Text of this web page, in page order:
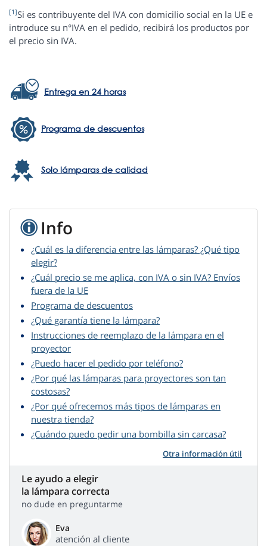
[1]Si es contribuyente del IVA con domicilio social en la UE e
introduce su n°IVA en el pedido, recibirá los productos por
el precio sin IVA.
Entrega en 24 horas
Programa de descuentos
Solo lámparas de calidad
Info
¿Cuál es la diferencia entre las lámparas? ¿Qué tipo
elegir?
¿Cuál precio se me aplica, con IVA o sin IVA? Envíos
fuera de la UE
Programa de descuentos
¿Qué garantía tiene la lámpara?
Instrucciones de reemplazo de la lámpara en el
proyector
¿Puedo hacer el pedido por teléfono?
¿Por qué las lámparas para proyectores son tan
costosas?
¿Por qué ofrecemos más tipos de lámparas en
nuestra tienda?
¿Cuándo puedo pedir una bombilla sin carcasa?
Otra información útil
Le ayudo a elegir
la lámpara correcta
no dude en preguntarme
Eva
atención al cliente